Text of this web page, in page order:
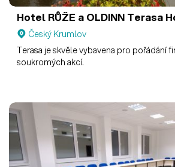
Hotel RŮŽE a OLDINN Terasa
Český Krumlov
Terasa je skvěle vybavena pro pořádání
soukromých akcí.